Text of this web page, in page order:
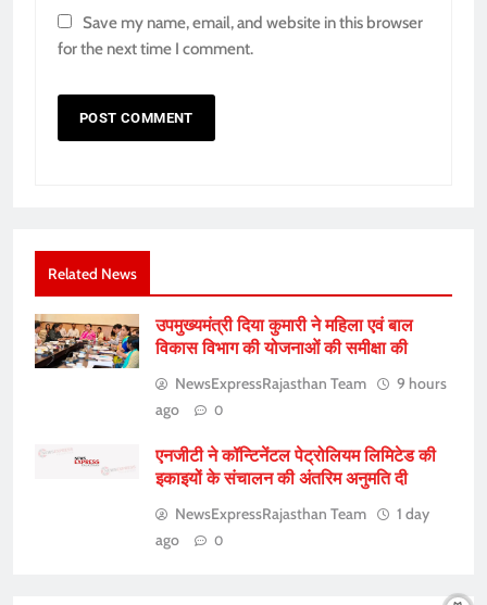
Save my name, email, and website in this browser
for the next time I comment.
Related News
उपमुख्यमंत्री दिया कुमारी ने महिला एवं बाल
विकास विभाग की योजनाओं की समीक्षा की
NewsExpressRajasthan Team
9 hours
ago
0
एनजीटी ने कॉन्टिनेंटल पेट्रोलियम लिमिटेड की
इकाइयों के संचालन की अंतरिम अनुमति दी
NewsExpressRajasthan Team
1 day
ago
0